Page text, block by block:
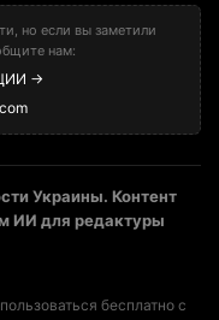
но если вы заметили
нам:
→
Украины. Контент
ИИ для редактуры
бесплатно с